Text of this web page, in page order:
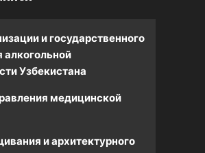
и государственного
алкогольной
Узбекистана
медицинской
и архитектурного